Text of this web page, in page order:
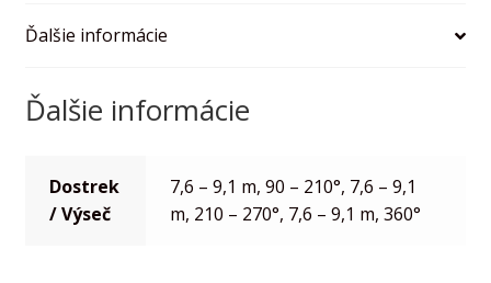
Ďalšie informácie
Ďalšie informácie
Dostrek
/ Výseč
7,6 – 9,1 m, 90 – 210°, 7,6 – 9,1
m, 210 – 270°, 7,6 – 9,1 m, 360°